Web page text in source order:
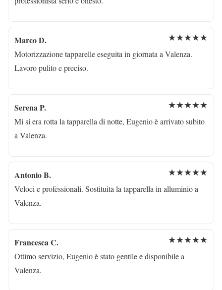
Marco D. ★★★★★
Motorizzazione tapparelle eseguita in giornata a Valenza.
Lavoro pulito e preciso.
Serena P. ★★★★★
Mi si era rotta la tapparella di notte, Eugenio è arrivato subito
a Valenza.
Antonio B. ★★★★★
Veloci e professionali. Sostituita la tapparella in alluminio a
Valenza.
Francesca C. ★★★★★
Ottimo servizio, Eugenio è stato gentile e disponibile a
Valenza.